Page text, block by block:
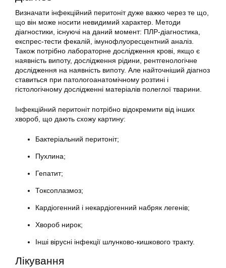
Визначати інфекційний перитоніт дуже важко через те що,
що він може носити невидимий характер. Методи
діагностики, існуючі на даний момент: ПЛР-діагностика,
експрес-тести фекалій, імунофлуоресцентний аналіз.
Також потрібно лабораторне дослідження крові, якщо є
наявність випоту, дослідження рідини, рентгенологічне
дослідження на наявність випоту. Але найточніший діагноз
ставиться при патологоанатомічному розтині і
гістологічному дослідженні матеріалів полеглої тварини.
Інфекційний перитоніт потрібно відокремити від інших
хвороб, що дають схожу картину:
Бактеріальний перитоніт;
Пухлина;
Гепатит;
Токсоплазмоз;
Кардіогенний і некардіогенний набряк легенів;
Хвороб нирок;
Інші вірусні інфекції шлунково-кишкового тракту.
Лікування